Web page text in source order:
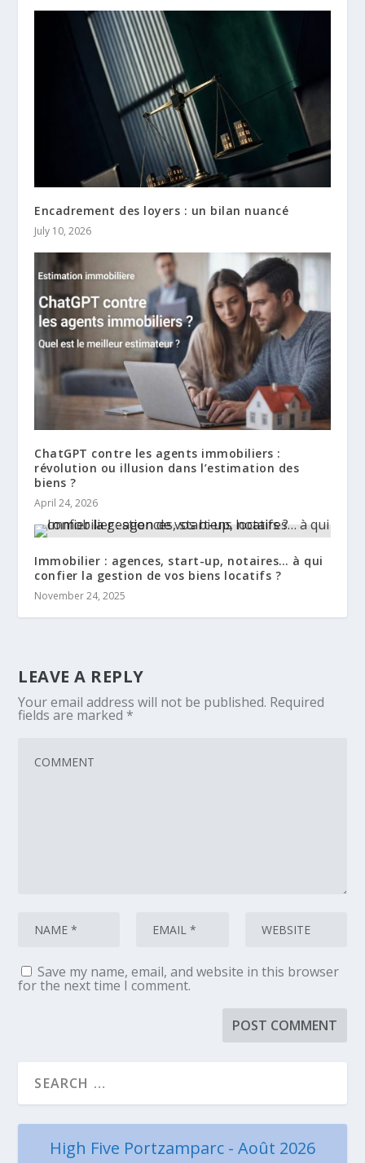
Encadrement des loyers : un bilan nuancé
July 10, 2026
ChatGPT contre les agents immobiliers :
révolution ou illusion dans l’estimation des
biens ?
April 24, 2026
Immobilier : agences, start-up, notaires… à qui
confier la gestion de vos biens locatifs ?
November 24, 2025
LEAVE A REPLY
Your email address will not be published. Required
fields are marked *
Save my name, email, and website in this browser
for the next time I comment.
High Five Portzamparc - Août 2026